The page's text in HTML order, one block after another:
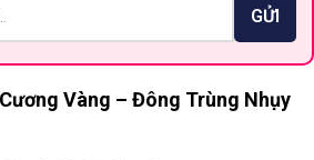
Vàng – Đông Trùng Nhụy